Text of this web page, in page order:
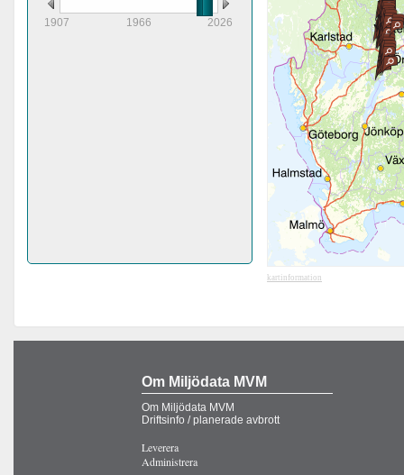
1907 1966 2026
kartinformation
Om Miljödata MVM
Om Miljödata MVM
Driftsinfo / planerade avbrott
Leverera
Administrera